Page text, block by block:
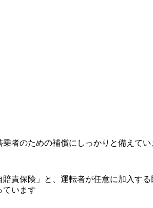
者のための補償にしっかりと備えてい
責保険」と、運転者が任意に加入す
ています